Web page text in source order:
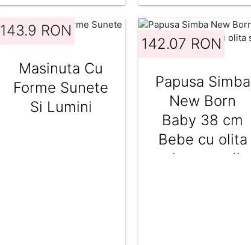
143.9 RON
Masinuta Cu
Forme Sunete
Si Lumini
142.07 RON
Papusa Simba
New Born
Baby 38 cm
Bebe cu olita
si accesorii